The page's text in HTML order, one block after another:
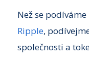
Než se
Ripple,
společnosti a